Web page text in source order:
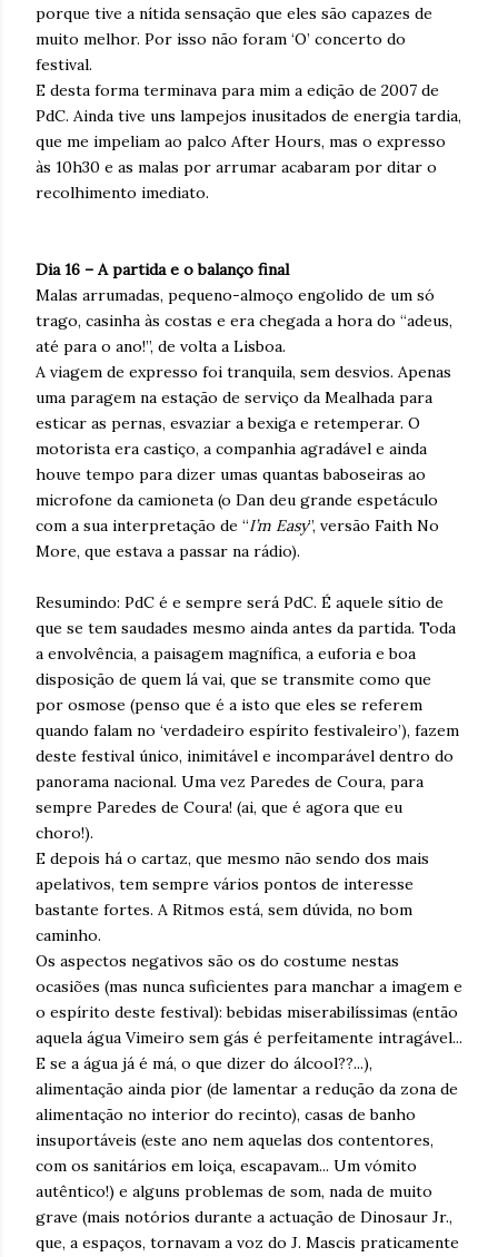
porque tive a nítida sensação que eles são capazes de
muito melhor. Por isso não foram ‘O’ concerto do
festival.
E desta forma terminava para mim a edição de 2007 de
PdC. Ainda tive uns lampejos inusitados de energia tardia,
que me impeliam ao palco After Hours, mas o expresso
às 10h30 e as malas por arrumar acabaram por ditar o
recolhimento imediato.
Dia 16 – A partida e o balanço final
Malas arrumadas, pequeno-almoço engolido de um só
trago, casinha às costas e era chegada a hora do “adeus,
até para o ano!”, de volta a Lisboa.
A viagem de expresso foi tranquila, sem desvios. Apenas
uma paragem na estação de serviço da Mealhada para
esticar as pernas, esvaziar a bexiga e retemperar. O
motorista era castiço, a companhia agradável e ainda
houve tempo para dizer umas quantas baboseiras ao
microfone da camioneta (o Dan deu grande espetáculo
com a sua interpretação de “I’m Easy”, versão Faith No
More, que estava a passar na rádio).
Resumindo: PdC é e sempre será PdC. É aquele sítio de
que se tem saudades mesmo ainda antes da partida. Toda
a envolvência, a paisagem magnífica, a euforia e boa
disposição de quem lá vai, que se transmite como que
por osmose (penso que é a isto que eles se referem
quando falam no ‘verdadeiro espírito festivaleiro’), fazem
deste festival único, inimitável e incomparável dentro do
panorama nacional. Uma vez Paredes de Coura, para
sempre Paredes de Coura! (ai, que é agora que eu
choro!).
E depois há o cartaz, que mesmo não sendo dos mais
apelativos, tem sempre vários pontos de interesse
bastante fortes. A Ritmos está, sem dúvida, no bom
caminho.
Os aspectos negativos são os do costume nestas
ocasiões (mas nunca suficientes para manchar a imagem e
o espírito deste festival): bebidas miserabilíssimas (então
aquela água Vimeiro sem gás é perfeitamente intragável...
E se a água já é má, o que dizer do álcool??...),
alimentação ainda pior (de lamentar a redução da zona de
alimentação no interior do recinto), casas de banho
insuportáveis (este ano nem aquelas dos contentores,
com os sanitários em loiça, escapavam... Um vómito
autêntico!) e alguns problemas de som, nada de muito
grave (mais notórios durante a actuação de Dinosaur Jr.,
que, a espaços, tornavam a voz do J. Mascis praticamente